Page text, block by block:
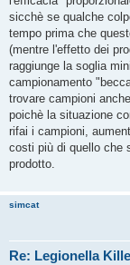
sicchè se qualche
tempo prima che
(mentre l'effetto dei
raggiunge la soglia
campionamento
trovare campioni
poichè la situazione
rifai i campioni,
costi più di quello che
prodotto.
simcat
Re: Legionella